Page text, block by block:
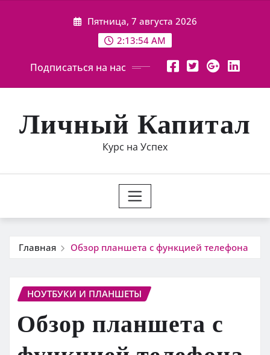
Пятница, 7 августа 2026
2:13:56 AM
Подписаться на нас
Личный Капитал
Курс на Успех
Главная Обзор планшета с функцией телефона
НОУТБУКИ И ПЛАНШЕТЫ
Обзор планшета с